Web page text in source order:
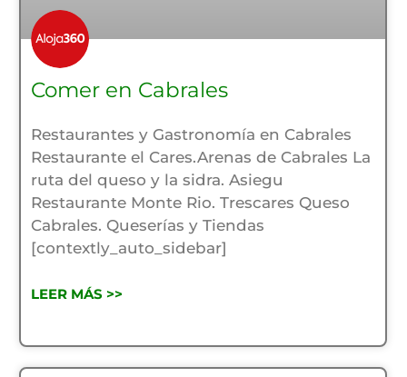
Comer en Cabrales
Restaurantes y Gastronomía en Cabrales
Restaurante el Cares.Arenas de Cabrales La
ruta del queso y la sidra. Asiegu
Restaurante Monte Rio. Trescares Queso
Cabrales. Queserías y Tiendas
[contextly_auto_sidebar]
LEER MÁS >>